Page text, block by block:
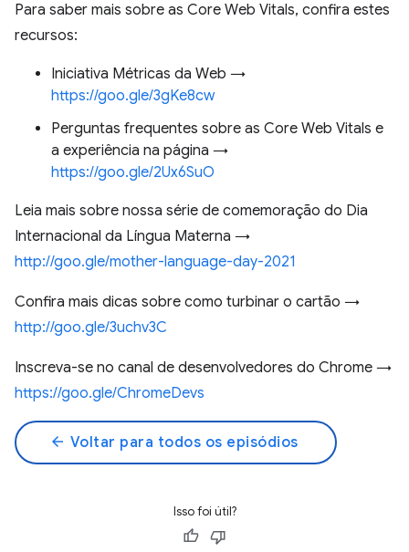
Para saber mais sobre as Core Web Vitals, confira estes
recursos:
Iniciativa Métricas da Web →
https://goo.gle/3gKe8cw
Perguntas frequentes sobre as Core Web Vitals e
a experiência na página →
https://goo.gle/2Ux6SuO
Leia mais sobre nossa série de comemoração do Dia
Internacional da Língua Materna →
http://goo.gle/mother-language-day-2021
Confira mais dicas sobre como turbinar o cartão →
http://goo.gle/3uchv3C
Inscreva-se no canal de desenvolvedores do Chrome →
https://goo.gle/ChromeDevs
arrow_back Voltar para todos os episódios
Isso foi útil?